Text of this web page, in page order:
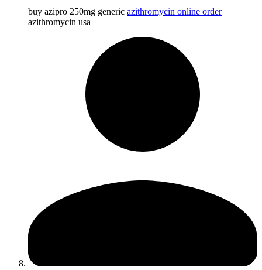
buy azipro 250mg generic azithromycin online order
azithromycin usa